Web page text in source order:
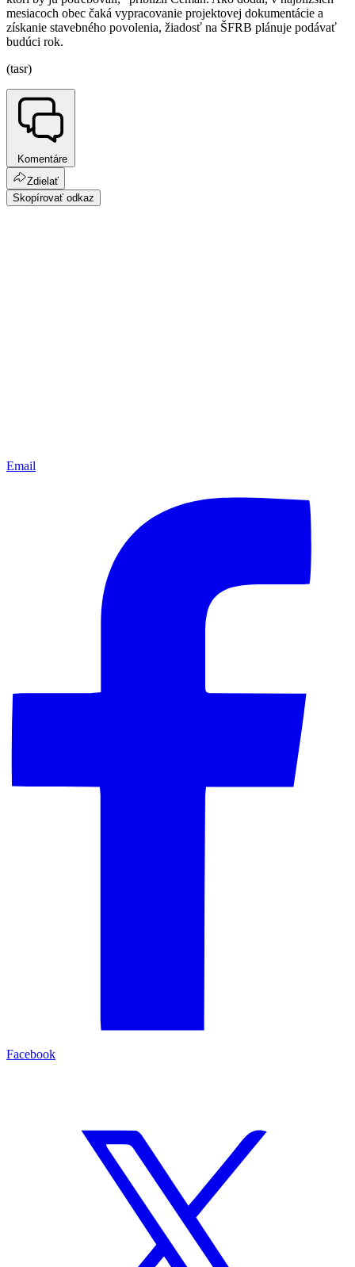
mesiacoch obec čaká vypracovanie projektovej dokumentácie a
získanie stavebného povolenia, žiadosť na ŠFRB plánuje podávať
budúci rok.
(tasr)
Komentáre
Zdielať
Skopírovať odkaz
Email
Facebook